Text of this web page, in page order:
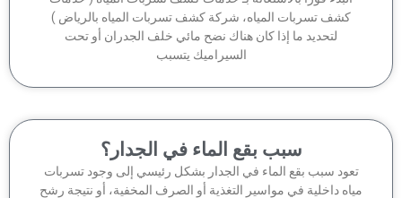
كشف تسربات المياه، شركة كشف تسربات المياه بالرياض )
لتحديد ما إذا كان هناك نضح مائي خلف الجدران أو تحت
السيراميك يتسبب
سبب بقع الماء في الجدار؟
سبب بقع الماء في الجدار بشكل رئيسي إلى وجود تسربات
داخلية في مواسير التغذية أو الصرف المخفية، أو نتيجة رشح